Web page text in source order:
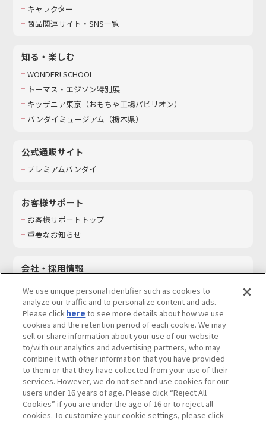
キャラクター
商品関連サイト・SNS一覧
知る・楽しむ
WONDER! SCHOOL
トーマス・エジソン特別展
キッザニア東京（おもちゃ工場パビリオン）​
バンダイミュージアム（栃木県）
公式通販サイト
プレミアムバンダイ
お客様サポート
お客様サポートトップ
重要なお知らせ
会社・採用情報
採用情報
サステナビリティ
お問い合わせ
ウェブサイトご利用条件 ソーシャルメディアポリシー
個人情報及び特定個人情報等の取り扱いに関する保護方針
Do Not Sell or Share My Personal Information著作権・商標について
We use unique personal identifier such as cookies to
analyze our traffic and to personalize content and ads.
Please click here to see more details about how we use
cookies and the retention period of each cookie. We may
sell or share information about your use of our website
to/with our analytics and advertising partners, who may
combine it with other information that you have provided
to them or that they have collected from your use of their
services. However, we do not set and use cookies for our
users under 16 years of age. Please click “Reject All
Cookies” if you are under the age of 16 or to reject all
cookies. To customize your cookie settings, please click